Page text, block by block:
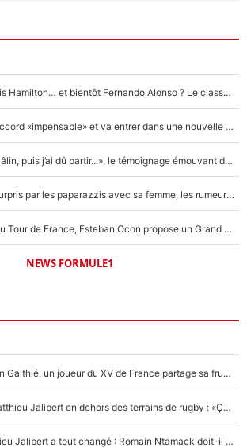
Max Verstappen, Lewis Hamilton… et bientôt Fernando Alonso ? Le classement des pilotes les mieux payés en Formule 1 risque de changer !
F1 - Alpine signe un accord «impensable» et va entrer dans une nouvelle dimension : Grande nouvelle pour Pierre Gasly !
F1 : « Je lui ai fait un câlin, puis j’ai dû partir...», le témoignage émouvant de Max Verstappen sur sa fille
F1 : Charles Leclerc surpris par les paparazzis avec sa femme, les rumeurs étaient vraies !
Comme pour le final du Tour de France, Esteban Ocon propose un Grand Prix de Formule 1 à Paris : «Autour de l’Arc de Triomphe, ce serait génial» !
NEWS FORMULE1
Mis de côté par Fabien Galthié, un joueur du XV de France partage sa frustration : «ils ne me l’ont pas dit tout de suite»
La raison d'être de Matthieu Jalibert en dehors des terrains de rugby : «Ça m'atteint autant que si tu touches à un membre de ma famille»
XV de France - Matthieu Jalibert a tout changé : Romain Ntamack doit-il s’inquiéter pour sa place à un an de la Coupe du monde ?